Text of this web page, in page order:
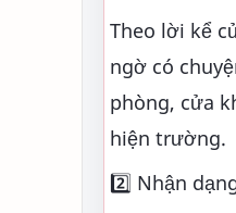
Theo lời kể
ngờ có
phòng, cửa
hiện trường.
2️⃣ Nhận